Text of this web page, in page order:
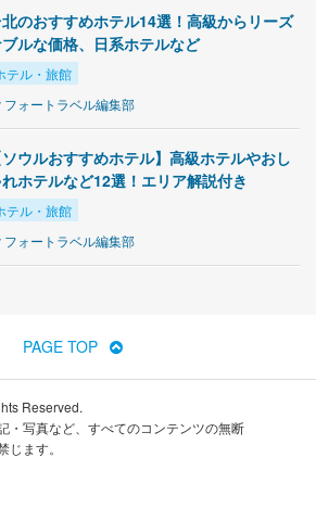
のおすすめホテル14選！高級からリーズ
ルな価格、日系ホテルなど
テル・旅館
フォートラベル編集部
ソウルおすすめホテル】高級ホテルやおし
ホテルなど12選！エリア解説付き
テル・旅館
フォートラベル編集部
PAGE TOP
Reserved.
・写真など、すべてのコンテンツの無断
ます。